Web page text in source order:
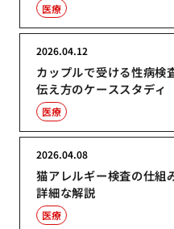
医療
カップルで受ける性病検
伝え方のケーススタディ
2026.04.12
医療
猫アレルギー検査の仕組
詳細な解説
2026.04.08
医療